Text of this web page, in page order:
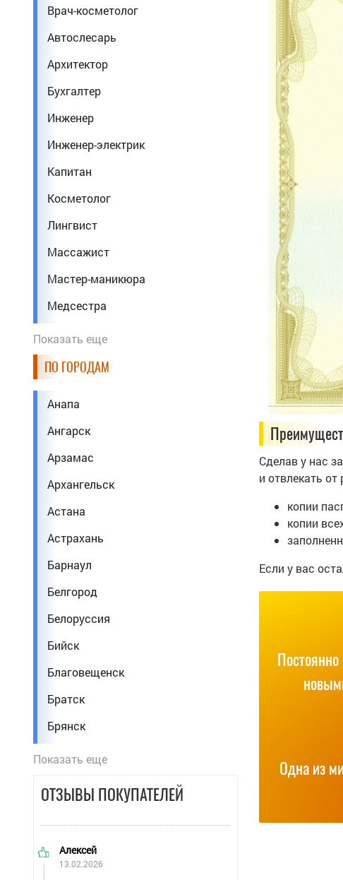
Врач-косметолог
Автослесарь
Архитектор
Бухгалтер
Инженер
Инженер-электрик
Капитан
Косметолог
Лингвист
Массажист
Мастер-маникюра
Медсестра
Механик
Педагог
Повар
Программист
Психолог
Сантехник
Сварщик
Стоматолог
Строитель
Техник
Тренер по фитнесу
Фармацевт
Фельдшер
Экономист
Энергетик
Юрист
Показать еще
ПО ГОРОДАМ
Анапа
Ангарск
Арзамас
Архангельск
Астана
Астрахань
Барнаул
Белгород
Белоруссия
Бийск
Благовещенск
Братск
Брянск
Волжский
Показать еще
ОТЗЫВЫ ПОКУПАТЕЛЕЙ
Алексей
13.02.2026
Сделав у нас
и отвлекать
копии
копии
Если у вас
Одна из